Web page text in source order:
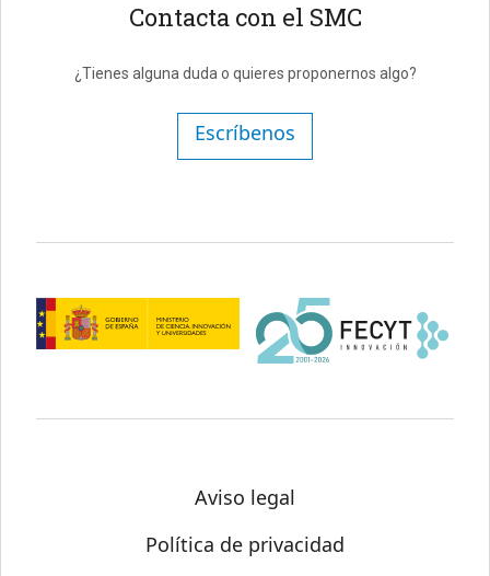
Contacta con el SMC
¿Tienes alguna duda o quieres proponernos algo?
Escríbenos
Aviso legal
Política de privacidad